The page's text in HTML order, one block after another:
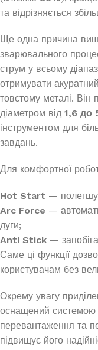
та відрізняється
Ще одна причина
зварювального
струм у всьому
отримувати
товстому металі. Він
діаметром від 1,6 до
інструментом для
завдань.
Для комфортної
Hot Start —
Arc Force —
дуги;
Anti Stick —
Саме ці функції
користувачам без
Окрему увагу
оснащений системою
перевантаження та
підвищує його